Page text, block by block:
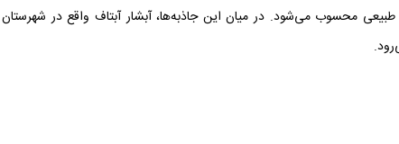
محسوب می‌شود. در میان این جاذبه‌ها، آبشار آبتاف واقع در شهرستان